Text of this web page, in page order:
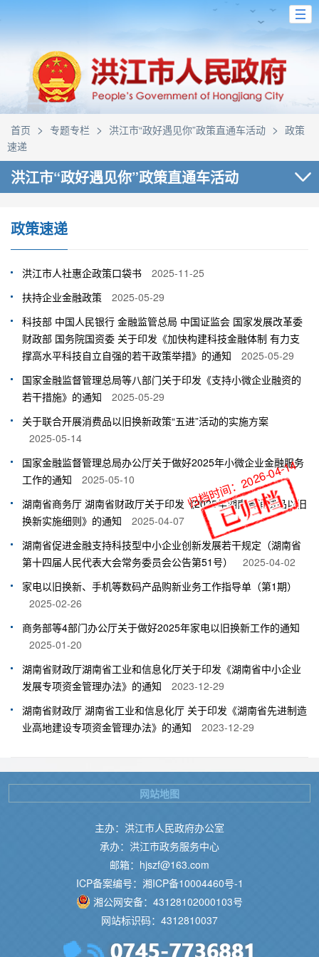
首页 > 专题专栏 > 洪江市“政好遇见你”政策直通车活动 > 政策
速递
洪江市“政好遇见你”政策直通车活动
政策速递
洪江市人社惠企政策口袋书
2025-11-25
扶持企业金融政策
2025-05-29
科技部 中国人民银行 金融监管总局 中国证监会 国家发展改革委
财政部 国务院国资委 关于印发《加快构建科技金融体制 有力支
撑高水平科技自立自强的若干政策举措》的通知
2025-05-29
国家金融监督管理总局等八部门关于印发《支持小微企业融资的
若干措施》的通知
2025-05-29
关于联合开展消费品以旧换新政策“五进”活动的实施方案
2025-05-14
国家金融监督管理总局办公厅关于做好2025年小微企业金融服务
工作的通知
2025-05-10
湖南省商务厅 湖南省财政厅关于印发《2025年湖南省消费品以旧
换新实施细则》的通知
2025-04-07
湖南省促进金融支持科技型中小企业创新发展若干规定（湖南省
第十四届人民代表大会常务委员会公告第51号）
2025-04-02
家电以旧换新、手机等数码产品购新业务工作指导单（第1期）
2025-02-26
商务部等4部门办公厅关于做好2025年家电以旧换新工作的通知
2025-01-20
湖南省财政厅湖南省工业和信息化厅关于印发《湖南省中小企业
发展专项资金管理办法》的通知
2023-12-29
湖南省财政厅 湖南省工业和信息化厅 关于印发《湖南省先进制造
业高地建设专项资金管理办法》的通知
2023-12-29
主办：洪江市人民政府办公室
承办：洪江市政务服务中心
邮箱：hjszf@163.com
ICP备案编号：湘ICP备10004460号-1
湘公网安备：43128102000103号
网站标识码：4312810037
网站地图
归档时间：2026-04-14